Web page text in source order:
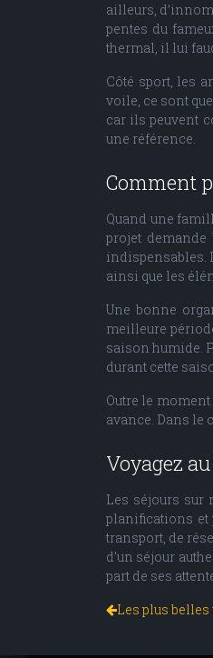
ailleurs,
pentes du
thermal, il lui
Côté sport, les
voile, ce sont
car ils peuvent
une référence.
Comment
Quand une
projet
indispensables.
ainsi que les
Une bonne
meilleure
saison humide.
durant cette
Outre le
avance. Dans le
Voyagez
Les séjours sur
planifications et
transport, de
d’un séjour
part de ses
Les plus